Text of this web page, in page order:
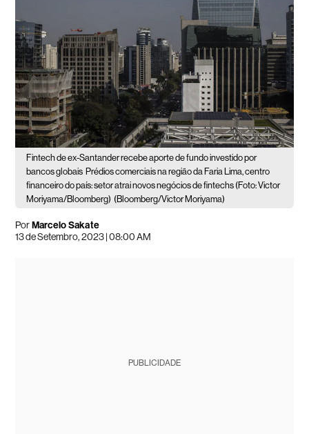
Fintech de ex-Santander recebe aporte de fundo investido por
bancos globais Prédios comerciais na região da Faria Lima, centro
financeiro do país: setor atrai novos negócios de fintechs (Foto: Victor
Moriyama/Bloomberg) (Bloomberg/Victor Moriyama)
PorMarcelo Sakate
13 de Setembro, 2023 | 08:00 AM
PUBLICIDADE